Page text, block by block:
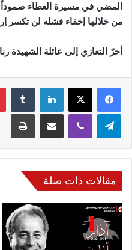
المضي في مسيرة العطاء صموداً
من خلالها إخفاء فشله لن تكسر
أحرّ التعازي إلى عائلة الشهيدة
فيسبوك ‫X لينكدإن
تيلقرام ڤايبر مشاركة عبر البريد
مقالات ذات صلة